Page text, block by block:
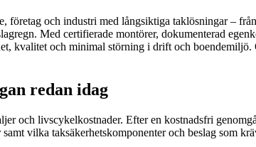
företag och industri med långsiktiga taklösningar –
Med certifierade montörer, dokumenterad
kvalitet och minimal störning i drift och
redan idag
och livscykelkostnader. Efter en kostnadsfri
vilka taksäkerhetskomponenter och beslag som